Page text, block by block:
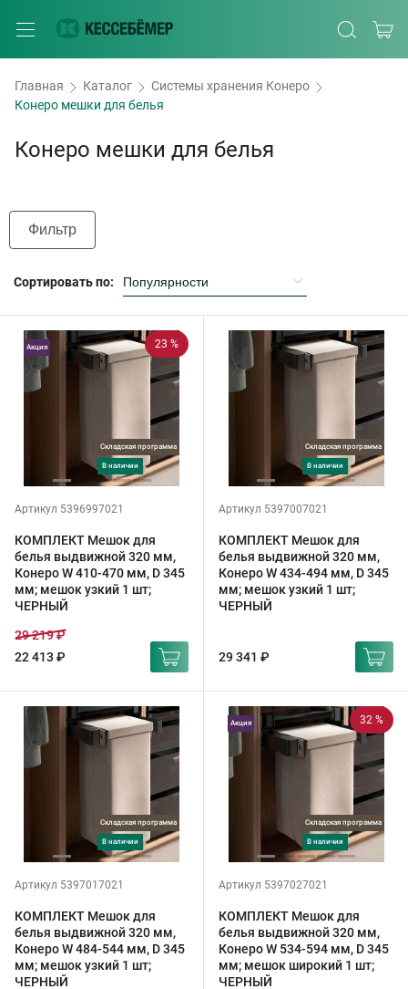
Главная Каталог
Системы хранения Конеро
Конеро мешки для белья
Конеро мешки для белья
Фильтр
Сортировать по:
23 %
Складская программа
в наличии
Акция
Артикул 5396997021
КОМПЛЕКТ Мешок для
белья выдвижной 320 мм,
Конеро W 410-470 мм, D 345
мм; мешок узкий 1 шт;
ЧЕРНЫЙ
22 413 ₽
29 219 ₽
Складская программа
в наличии
Артикул 5397007021
КОМПЛЕКТ Мешок для
белья выдвижной 320 мм,
Конеро W 434-494 мм, D 345
мм; мешок узкий 1 шт;
ЧЕРНЫЙ
29 341 ₽
Складская программа
в наличии
Артикул 5397017021
КОМПЛЕКТ Мешок для
белья выдвижной 320 мм,
Конеро W 484-544 мм, D 345
мм; мешок узкий 1 шт;
ЧЕРНЫЙ
32 %
Складская программа
в наличии
Акция
Артикул 5397027021
КОМПЛЕКТ Мешок для
белья выдвижной 320 мм,
Конеро W 534-594 мм, D 345
мм; мешок широкий 1 шт;
ЧЕРНЫЙ